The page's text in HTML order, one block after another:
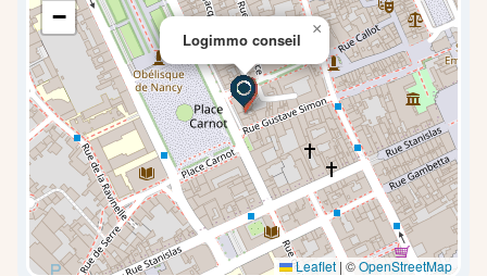
Logimmo conseil
×
−
Leaflet | ©OpenStreetMap